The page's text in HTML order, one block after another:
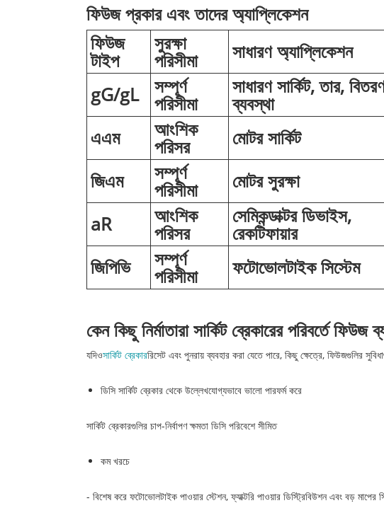
ফিউজ প্রকার এবং তাদের অ্যাপ্লিকেশন
ফিউজ
টাইপ
সুরক্ষা
পরিসীমা সাধারণ অ্যাপ্লিকেশন
gG/gL
সম্পূর্ণ
পরিসীমা
সাধারণ সার্কিট, তার,
ব্যবস্থা
এএম
আংশিক
পরিসর মোটর সার্কিট
জিএম
সম্পূর্ণ
পরিসীমা মোটর সুরক্ষা
aR
আংশিক
পরিসর
সেমিকন্ডাক্টর ডিভাইস,
রেকটিফায়ার
জিপিভি
সম্পূর্ণ
পরিসীমা ফটোভোলটাইক সিস্টেম
কেন কিছু নির্মাতারা সার্কিট ব্রেকারের পরিবর্তে
যদিওসার্কিট ব্রেকাররিসেট এবং পুনরায় ব্যবহার করা যেতে পারে, কিছু ক্ষেত্রে, ফিউজগুলির
ডিসি সার্কিট ব্রেকার থেকে উল্লেখযোগ্যভাবে ভালো পারফর্ম করে
সার্কিট ব্রেকারগুলির চাপ-নির্বাপণ ক্ষমতা ডিসি পরিবেশে সীমিত
কম খরচে
- বিশেষ করে ফটোভোলটাইক পাওয়ার স্টেশন, ফ্যাক্টরি পাওয়ার ডিস্ট্রিবিউশন এবং বড়